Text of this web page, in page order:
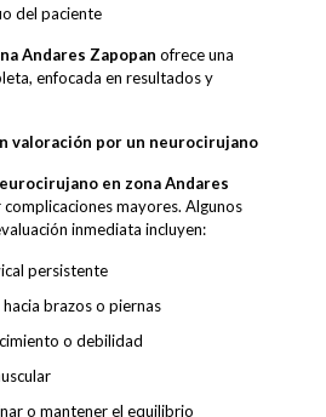
del paciente
Andares Zapopan ofrece una
enfocada en resultados y
valoración por un neurocirujano
en zona Andares
mayores. Algunos
inmediata incluyen:
persistente
brazos o piernas
o debilidad
o mantener el equilibrio